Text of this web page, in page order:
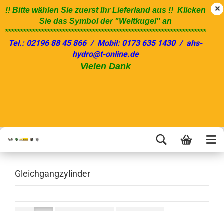
!! Bitte wählen Sie zuerst Ihr Lieferland aus !! Klicken
Sie das Symbol der "Weltkugel" an
*******************************************************************
Tel.: 02196 88 45 866 / Mobil: 0173 635 1430 / ahs-
hydro@t-online.de
Vielen Dank
Gleichgangzylinder